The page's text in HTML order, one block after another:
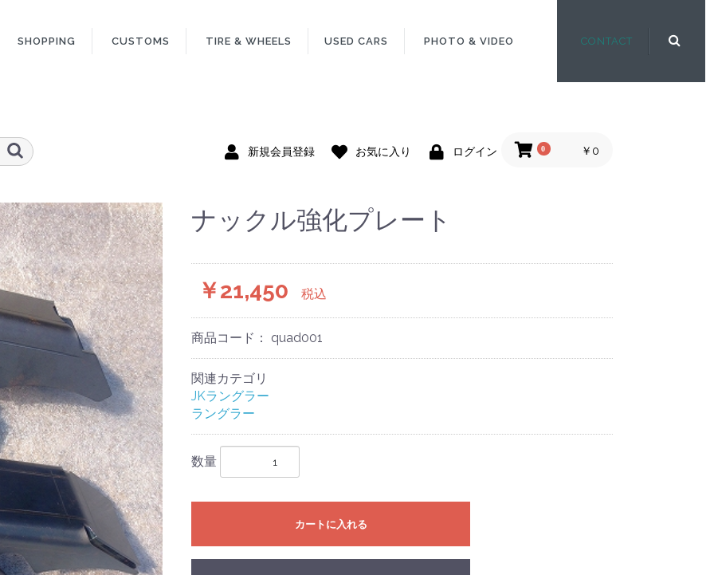
SHOPPING CUSTOMS TIRE & WHEELS USED CARS PHOTO & VIDEO CONTACT
新規会員登録 お気に入り ログイン 0 ￥0
ナックル強化プレート
￥21,450 税込
商品コード： quad001
関連カテゴリ
JKラングラー
ラングラー
数量
カートに入れる